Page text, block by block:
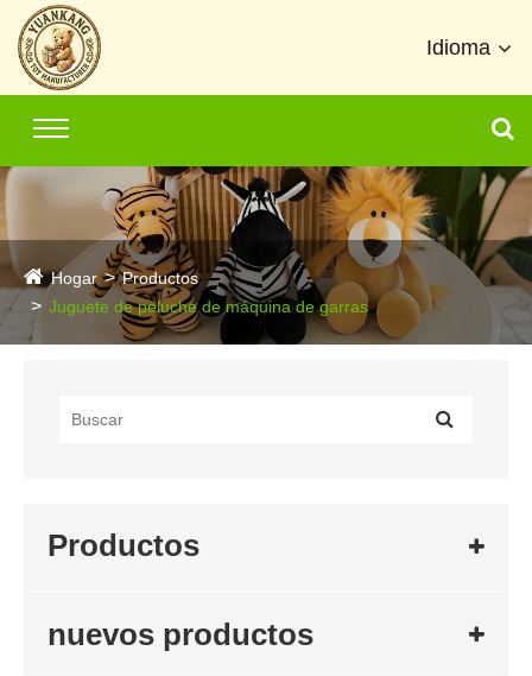
Idioma
Hogar
Productos
Juguete de peluche de máquina de garras
Productos
nuevos productos